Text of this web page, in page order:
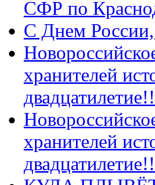
СФР по
C Днем
хранителей
хранителей